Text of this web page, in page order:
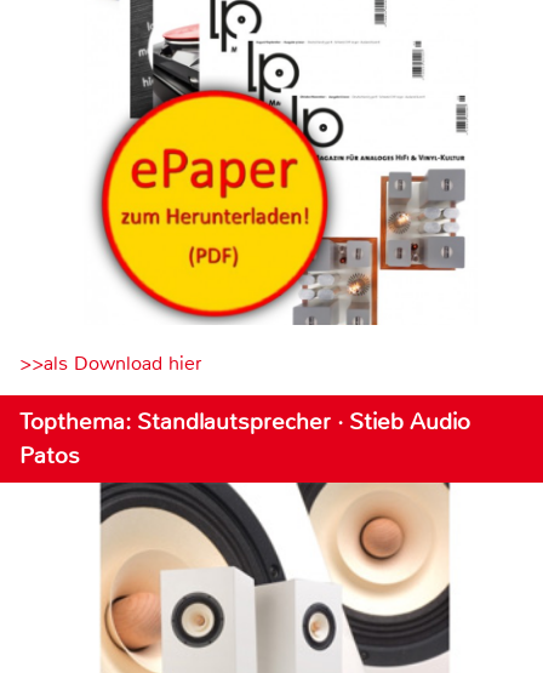
>>als Download hier
Topthema: Standlautsprecher · Stieb Audio
Patos